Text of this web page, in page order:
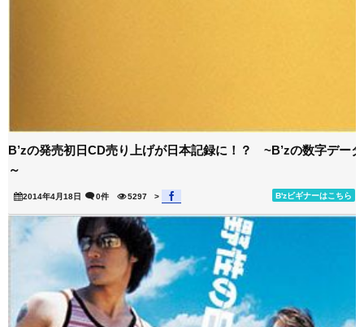
B’zの発売初日CD売り上げが日本記録に！？ ~B’zの数字データ
～
2014年4月18日 B'zビギナーはこちら
0件 5297 >